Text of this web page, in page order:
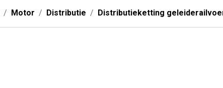
Motor Distributie Distributieketting